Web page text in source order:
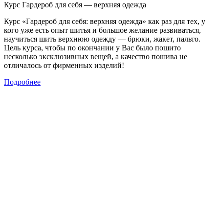
Курс Гардероб для себя — верхняя одежда
Курс «Гардероб для себя: верхняя одежда» как раз для тех, у
кого уже есть опыт шитья и большое желание развиваться,
научиться шить верхнюю одежду — брюки, жакет, пальто.
Цель курса, чтобы по окончании у Вас было пошито
несколько эксклюзивных вещей, а качество пошива не
отличалось от фирменных изделий!
Подробнее